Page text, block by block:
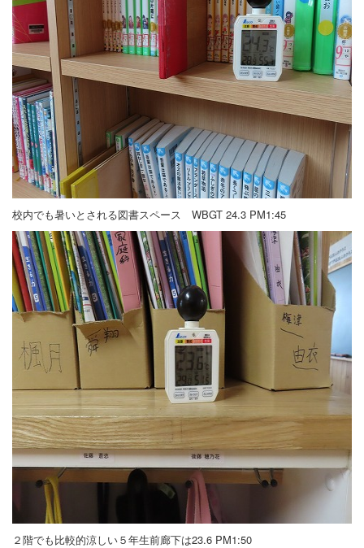
校内でも暑いとされる図書スペース WBGT 24.3 PM1:45
２階でも比較的涼しい５年生前廊下は23.6 PM1:50